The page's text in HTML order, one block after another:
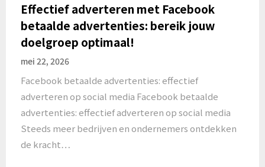
Effectief adverteren met Facebook
betaalde advertenties: bereik jouw
doelgroep optimaal!
mei 22, 2026
Facebook betaalde advertenties: effectief
adverteren op social media Facebook betaalde
advertenties: effectief adverteren op social media
Steeds meer bedrijven en ondernemers ontdekken
de kracht…